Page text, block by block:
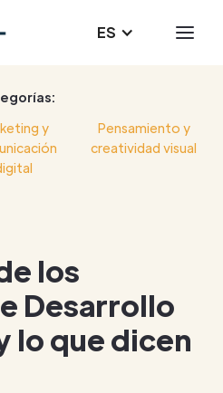
ES
y
Pensamiento y
creatividad visual
los
Desarrollo
lo que dicen